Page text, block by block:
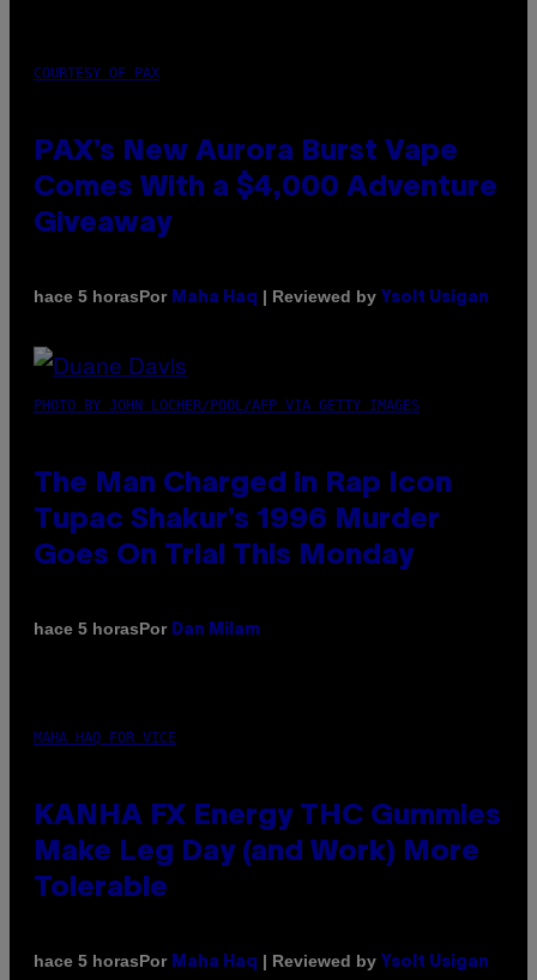
COURTESY OF PAX
PAX’s New Aurora Burst Vape
Comes With a $4,000 Adventure
Giveaway
hace 5 horasPor Maha Haq | Reviewed by Ysolt Usigan
PHOTO BY JOHN LOCHER/POOL/AFP VIA GETTY IMAGES
The Man Charged in Rap Icon
Tupac Shakur’s 1996 Murder
Goes On Trial This Monday
hace 5 horasPor Dan Milam
MAHA HAQ FOR VICE
KANHA FX Energy THC Gummies
Make Leg Day (and Work) More
Tolerable
hace 5 horasPor Maha Haq | Reviewed by Ysolt Usigan